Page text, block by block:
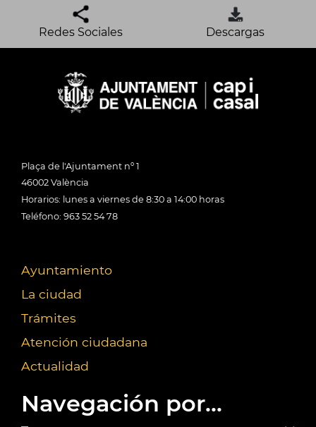
Redes Sociales Descargas
Plaça de l'Ajuntament nº 1
46002 València
Horarios: lunes a viernes de 8:30 a 14:00 horas
Teléfono: 963 52 54 78
Ayuntamiento
La ciudad
Trámites
Atención ciudadana
Actualidad
Navegación por...